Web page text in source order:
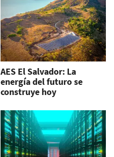
AES El Salvador: La
energía del futuro se
construye hoy